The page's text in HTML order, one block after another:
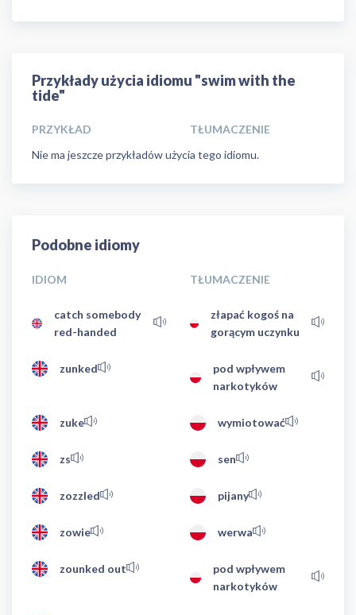
Przykłady użycia idiomu "swim with the
tide"
PRZYKŁAD
TŁUMACZENIE
Nie ma jeszcze przykładów użycia tego idiomu.
Podobne idiomy
IDIOM TŁUMACZENIE
catch somebody
red-handed
złapać kogoś na
gorącym uczynku
zunked
pod wpływem
narkotyków
zuke wymiotować
zs sen
zozzled pijany
zowie werwa
zounked out
pod wpływem
narkotyków